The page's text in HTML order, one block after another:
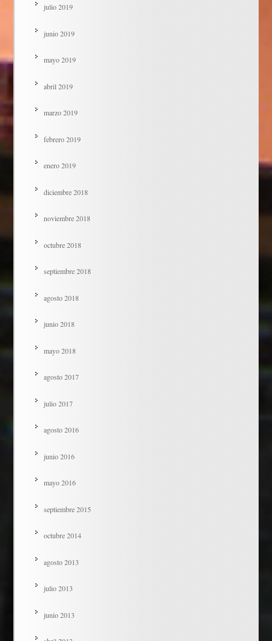
julio 2019
junio 2019
mayo 2019
abril 2019
marzo 2019
febrero 2019
enero 2019
diciembre 2018
noviembre 2018
octubre 2018
septiembre 2018
agosto 2018
junio 2018
mayo 2018
agosto 2017
julio 2017
agosto 2016
junio 2016
mayo 2016
septiembre 2015
octubre 2014
agosto 2013
julio 2013
junio 2013